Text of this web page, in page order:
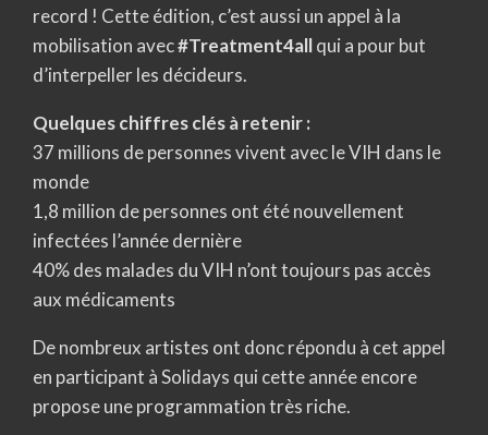
record ! Cette édition, c’est aussi un appel à la
mobilisation avec#Treatment4allqui a pour but
d’interpeller les décideurs.
Quelques chiffres clés à retenir :
37 millions de personnes vivent avec le VIH dans le
monde
1,8 million de personnes ont été nouvellement
infectées l’année dernière
40% des malades du VIH n’ont toujours pas accès
aux médicaments
De nombreux artistes ont donc répondu à cet appel
en participant à Solidays qui cette année encore
propose une programmation très riche.